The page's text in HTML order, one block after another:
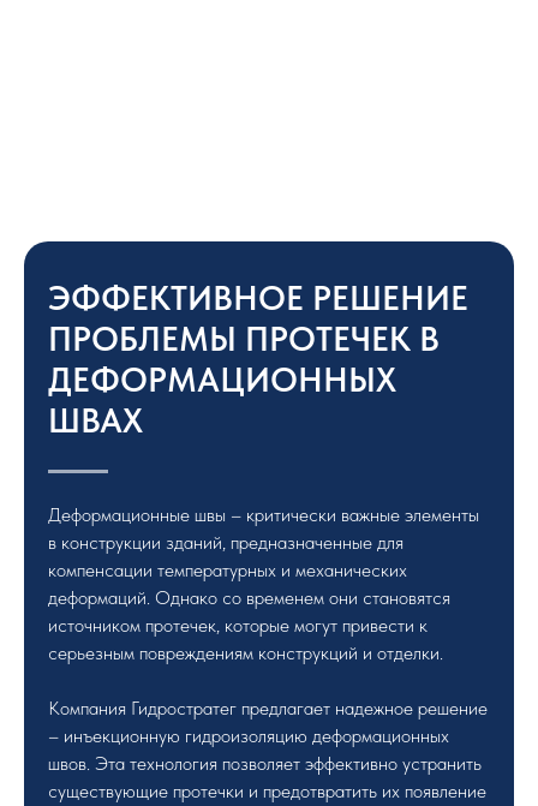
ЭФФЕКТИВНОЕ РЕШЕНИЕ
ПРОБЛЕМЫ ПРОТЕЧЕК В
ДЕФОРМАЦИОННЫХ
ШВАХ
Деформационные швы – критически важные элементы
в конструкции зданий, предназначенные для
компенсации температурных и механических
деформаций. Однако со временем они становятся
источником протечек, которые могут привести к
серьезным повреждениям конструкций и отделки.
Компания Гидростратег предлагает надежное решение
– инъекционную гидроизоляцию деформационных
швов. Эта технология позволяет эффективно устранить
существующие протечки и предотвратить их появление